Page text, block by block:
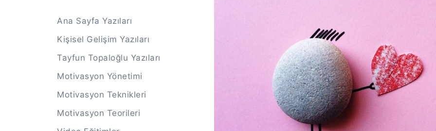
Ana Sayfa Yazıları
Kişisel Gelişim Yazıları
Tayfun Topaloğlu Yazıları
Motivasyon Yönetimi
Motivasyon Teknikleri
Motivasyon Teorileri